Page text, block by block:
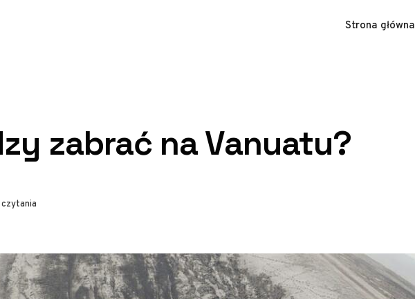
Strona główna
zabrać na Vanuatu?